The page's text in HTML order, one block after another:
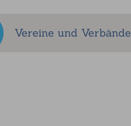
Vereine und Verbände